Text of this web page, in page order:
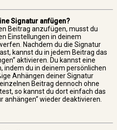
Signatur anfügen?
Beitrag anzufügen, musst du
Einstellungen in deinem
Nachdem du die Signatur
kannst du in jedem Beitrag das
aktivieren. Du kannst eine
indem du in deinem persönlichen
Anhängen deiner Signatur
Beitrag dennoch ohne
so kannst du dort einfach das
anhängen“ wieder deaktivieren.